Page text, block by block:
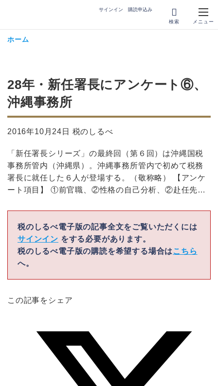
サインイン 購読申込み
ホーム
28年・新任署長にアンケート⑥、
沖縄事務所
2016年10月24日 税のしるべ
「新任署長シリーズ」の最終回（第６回）は沖縄国税
事務所管内（沖縄県）。沖縄事務所管内で初めて税務
署長に就任した６人が登場する。（敬称略） 【アンケ
ート項目】 ①前官職、②性格の自己分析、②赴任先…
税のしるべ電子版の記事全文をご覧いただくには
サインイン をする必要があります。
税のしるべ電子版の購読を希望する場合は こちら
へ。
この記事をシェア